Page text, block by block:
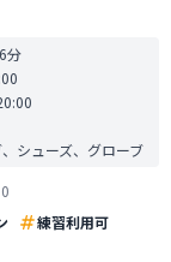
分
シューズ、グローブ
0
練習利用可